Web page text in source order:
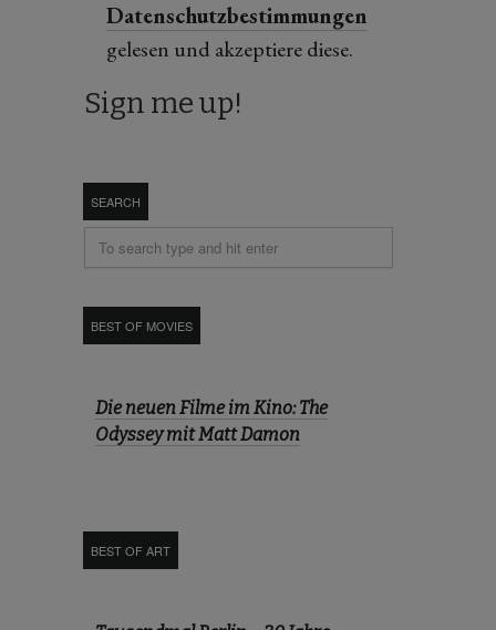
Datenschutzbestimmungen
gelesen und akzeptiere diese.
SEARCH
BEST OF MOVIES
Die neuen Filme im Kino: The
Odyssey mit Matt Damon
BEST OF ART